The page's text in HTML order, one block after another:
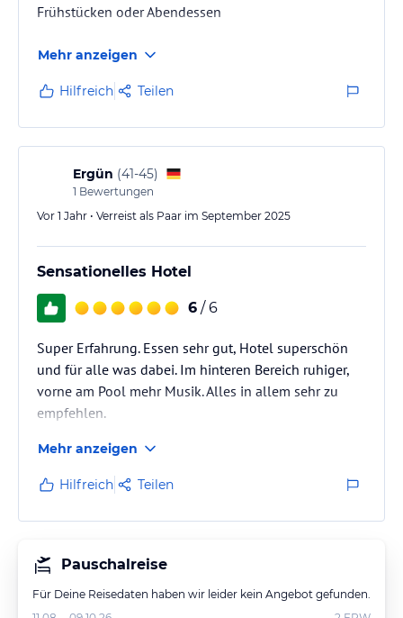
Frühstücken oder Abendessen
Mehr anzeigen
Hilfreich Teilen
Ergün (41-45)
1 Bewertungen
Vor 1 Jahr • Verreist als Paar im September 2025
Sensationelles Hotel
6 / 6
Super Erfahrung. Essen sehr gut, Hotel superschön
und für alle was dabei. Im hinteren Bereich ruhiger,
vorne am Pool mehr Musik. Alles in allem sehr zu
empfehlen.
Mehr anzeigen
Hilfreich Teilen
Pauschalreise
Für Deine Reisedaten haben wir leider kein Angebot gefunden.